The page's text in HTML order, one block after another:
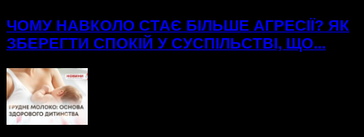
ЧОМУ НАВКОЛО СТАЄ БІЛЬШЕ АГРЕСІЇ? ЯК
ЗБЕРЕГТИ СПОКІЙ У СУСПІЛЬСТВІ, ЩО...